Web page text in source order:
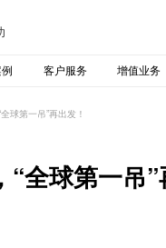
客户服务 增值业务
球第一吊”再出发！
全球第一吊”